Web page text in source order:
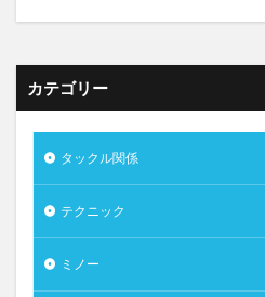
カテゴリー
タックル関係
テクニック
ミノー